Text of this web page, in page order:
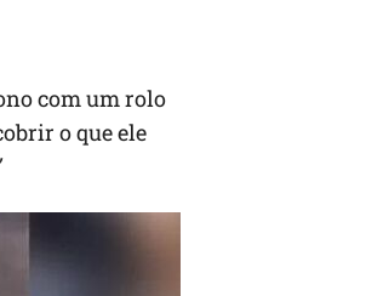
com um rolo
o que ele